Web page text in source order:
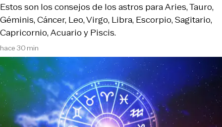
hace 30 min
Estos son los consejos de los astros para Aries, Tauro,
Géminis, Cáncer, Leo, Virgo, Libra, Escorpio, Sagitario,
Capricornio, Acuario y Piscis.